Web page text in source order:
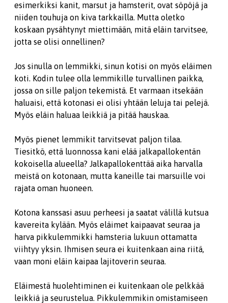
esimerkiksi kanit, marsut ja hamsterit, ovat söpöjä ja
niiden touhuja on kiva tarkkailla. Mutta oletko
koskaan pysähtynyt miettimään, mitä eläin tarvitsee,
jotta se olisi onnellinen?
Jos sinulla on lemmikki, sinun kotisi on myös eläimen
koti. Kodin tulee olla lemmikille turvallinen paikka,
jossa on sille paljon tekemistä. Et varmaan itsekään
haluaisi, että kotonasi ei olisi yhtään leluja tai pelejä.
Myös eläin haluaa leikkiä ja pitää hauskaa.
Myös pienet lemmikit tarvitsevat paljon tilaa.
Tiesitkö, että luonnossa kani elää jalkapallokentän
kokoisella alueella? Jalkapallokenttää aika harvalla
meistä on kotonaan, mutta kaneille tai marsuille voi
rajata oman huoneen.
Kotona kanssasi asuu perheesi ja saatat välillä kutsua
kavereita kylään. Myös eläimet kaipaavat seuraa ja
harva pikkulemmikki hamsteria lukuun ottamatta
viihtyy yksin. Ihmisen seura ei kuitenkaan aina riitä,
vaan moni eläin kaipaa lajitoverin seuraa.
Eläimestä huolehtiminen ei kuitenkaan ole pelkkää
leikkiä ja seurustelua. Pikkulemmikin omistamiseen